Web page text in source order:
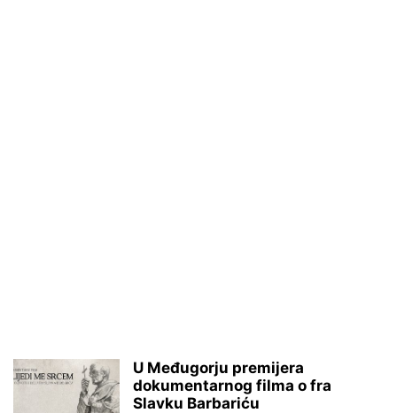
U Međugorju premijera
dokumentarnog filma o fra
Slavku Barbariću